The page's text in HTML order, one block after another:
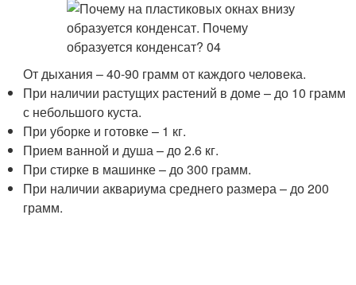
От дыхания – 40-90 грамм от каждого человека.
При наличии растущих растений в доме – до 10 грамм
с небольшого куста.
При уборке и готовке – 1 кг.
Прием ванной и душа – до 2.6 кг.
При стирке в машинке – до 300 грамм.
При наличии аквариума среднего размера – до 200
грамм.